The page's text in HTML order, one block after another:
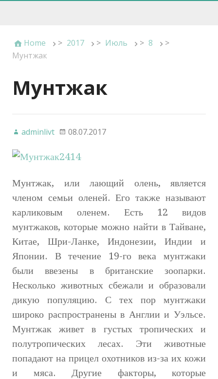
Home > 2017 > Июль > 8
>
Мунтжак
Мунтжак
adminlivt 08.07.2017
Мунтжак, или лающий олень, является
членом семьи оленей. Его также называют
карликовым оленем. Есть 12 видов
мунтжаков, которые можно найти в Тайване,
Китае, Шри-Ланке, Индонезии, Индии и
Японии. В течение 19-го века мунтжаки
были ввезены в британские зоопарки.
Несколько животных сбежали и образовали
дикую популяцию. С тех пор мунтжаки
широко распространены в Англии и Уэльсе.
Мунтжак живет в густых тропических и
полутропических лесах. Эти животные
попадают на прицел охотников из-за их кожи
и мяса. Другие факторы, которые